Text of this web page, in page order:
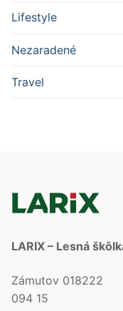
Lifestyle
Nezaradené
Travel
LARIX – Lesná
Zámutov 018222
094 15